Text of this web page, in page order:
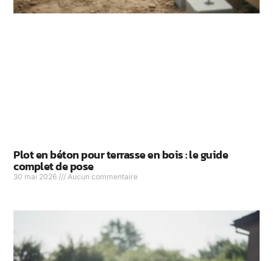
Plot en béton pour terrasse en bois : le guide
complet de pose
30 mai 2026 Aucun commentaire